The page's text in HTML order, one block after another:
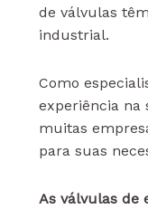
de válvulas
industrial.
Como
experiência na
muitas
para suas
As válvulas de